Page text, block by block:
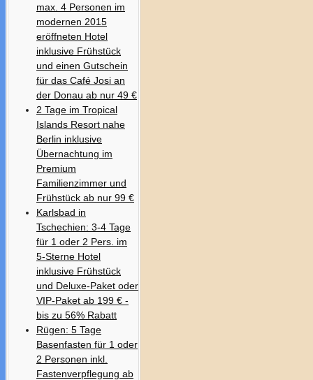
max. 4 Personen im
modernen 2015
eröffneten Hotel
inklusive Frühstück
und einen Gutschein
für das Café Josi an
der Donau ab nur 49 €
2 Tage im Tropical
Islands Resort nahe
Berlin inklusive
Übernachtung im
Premium
Familienzimmer und
Frühstück ab nur 99 €
Karlsbad in
Tschechien: 3-4 Tage
für 1 oder 2 Pers. im
5-Sterne Hotel
inklusive Frühstück
und Deluxe-Paket oder
VIP-Paket ab 199 € -
bis zu 56% Rabatt
Rügen: 5 Tage
Basenfasten für 1 oder
2 Personen inkl.
Fastenverpflegung ab